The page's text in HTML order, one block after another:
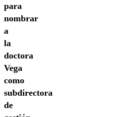
para
nombrar
a
la
doctora
Vega
como
subdirectora
de